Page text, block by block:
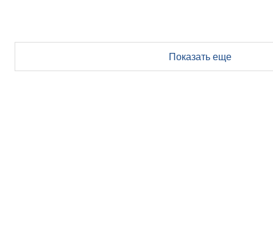
Показать еще